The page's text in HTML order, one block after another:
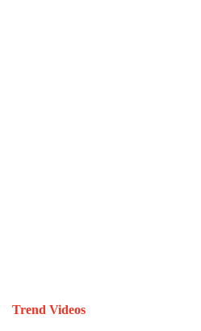
Trend Videos